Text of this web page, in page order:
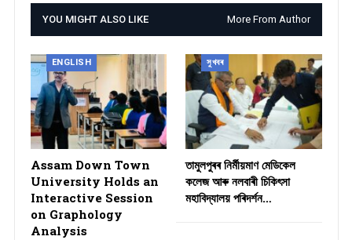
YOU MIGHT ALSO LIKE More From Author
ENGLISH
Assam Down Town
University Holds an
Interactive Session
on Graphology
Analysis
সুখবৰ
তামুলপুৰৰ নিৰ্মীয়মাণ মেডিকেল
কলেজ আৰু নলবাৰী চিকিৎসা
মহাবিদ্যালয় পৰিদৰ্শন…